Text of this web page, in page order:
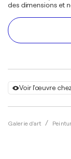
Voir l'œuvre
Galerie d'art
des dimensions et